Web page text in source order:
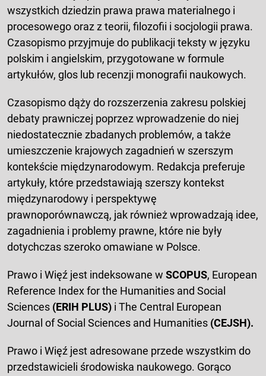
wszystkich dziedzin prawa prawa materialnego i
procesowego oraz z teorii, filozofii i socjologii prawa.
Czasopismo przyjmuje do publikacji teksty w języku
polskim i angielskim, przygotowane w formule
artykułów, glos lub recenzji monografii naukowych.
Czasopismo dąży do rozszerzenia zakresu polskiej
debaty prawniczej poprzez wprowadzenie do niej
niedostatecznie zbadanych problemów, a także
umieszczenie krajowych zagadnień w szerszym
kontekście międzynarodowym. Redakcja preferuje
artykuły, które przedstawiają szerszy kontekst
międzynarodowy i perspektywę
prawnoporównawczą, jak również wprowadzają idee,
zagadnienia i problemy prawne, które nie były
dotychczas szeroko omawiane w Polsce.
Prawo i Więź jest indeksowane w SCOPUS, European
Reference Index for the Humanities and Social
Sciences (ERIH PLUS) i The Central European
Journal of Social Sciences and Humanities (CEJSH).
Prawo i Więź jest adresowane przede wszystkim do
przedstawicieli środowiska naukowego. Gorąco